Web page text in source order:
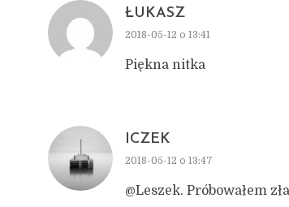
ŁUKASZ
2018-05-12 o 13:41
Piękna nitka
ICZEK
2018-05-12 o 13:47
@Leszek. Próbowałem